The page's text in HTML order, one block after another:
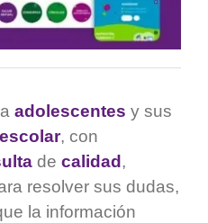
adolescentes y sus
escolar, con
de calidad ,
resolver sus dudas,
la información